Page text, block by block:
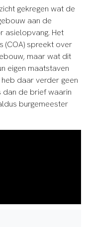
gekregen wat de
aan de
asielopvang. Het
(COA) spreekt over
maar wat dit
eigen maatstaven
daar verder geen
dan de brief waarin
burgemeester